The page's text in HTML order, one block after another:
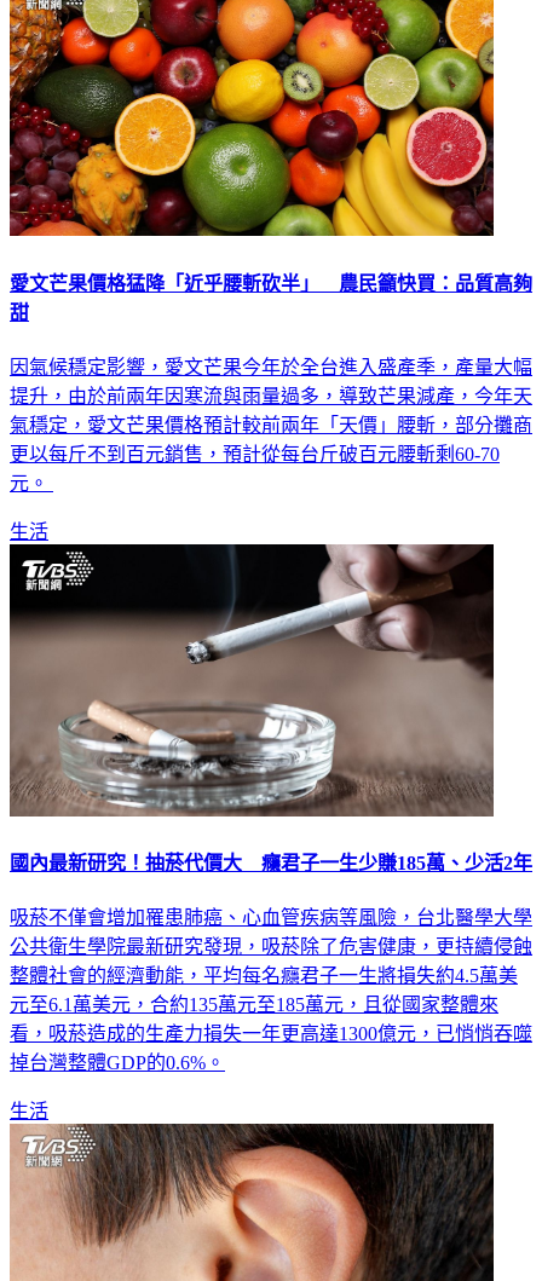
愛文芒果價格猛降「近乎腰斬砍半」 農民籲快買：品質高夠
甜
因氣候穩定影響，愛文芒果今年於全台進入盛產季，產量大幅
提升，由於前兩年因寒流與雨量過多，導致芒果減產，今年天
氣穩定，愛文芒果價格預計較前兩年「天價」腰斬，部分攤商
更以每斤不到百元銷售，預計從每台斤破百元腰斬剩60-70
元。
生活
國內最新研究！抽菸代價大 癮君子一生少賺185萬、少活2年
吸菸不僅會增加罹患肺癌、心血管疾病等風險，台北醫學大學
公共衛生學院最新研究發現，吸菸除了危害健康，更持續侵蝕
整體社會的經濟動能，平均每名癮君子一生將損失約4.5萬美
元至6.1萬美元，合約135萬元至185萬元，且從國家整體來
看，吸菸造成的生產力損失一年更高達1300億元，已悄悄吞噬
掉台灣整體GDP的0.6%。
生活